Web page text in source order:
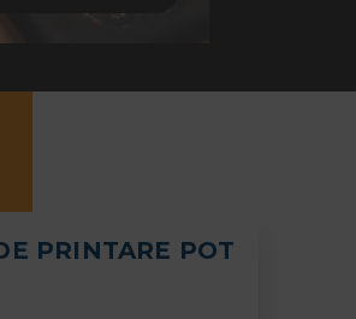
PRINTARE POT